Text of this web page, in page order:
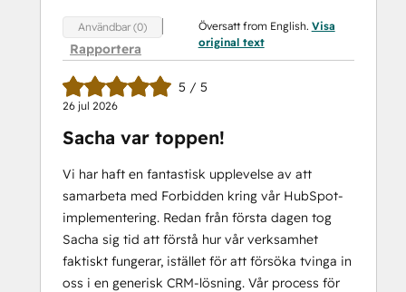
Användbar (0)
Rapportera
Översatt from English. Visa
original text
5 / 5
26 jul 2026
Sacha var toppen!
Vi har haft en fantastisk upplevelse av att
samarbeta med Forbidden kring vår HubSpot-
implementering. Redan från första dagen tog
Sacha sig tid att förstå hur vår verksamhet
faktiskt fungerar, istället för att försöka tvinga in
oss i en generisk CRM-lösning. Vår process för